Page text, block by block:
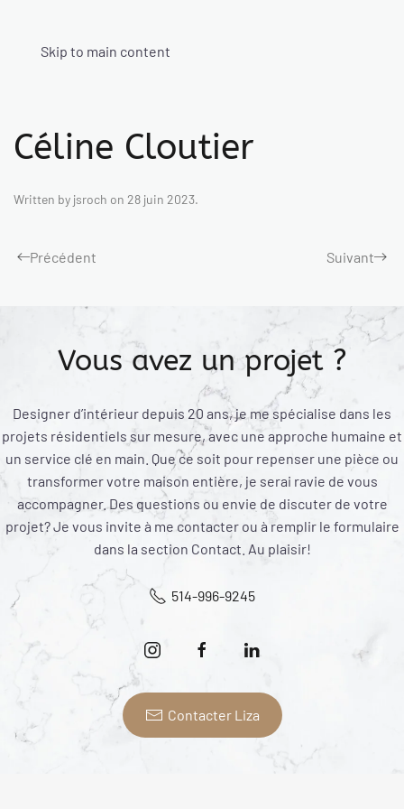
Skip to main content
Céline Cloutier
Written by jsroch on 28 juin 2023.
Précédent Suivant
Vous avez un projet ?
Designer d’intérieur depuis 20 ans, je me spécialise dans les
projets résidentiels sur mesure, avec une approche humaine et
un service clé en main. Que ce soit pour repenser une pièce ou
transformer votre maison entière, je serai ravie de vous
accompagner. Des questions ou envie de discuter de votre
projet? Je vous invite à me contacter ou à remplir le formulaire
dans la section Contact. Au plaisir!
514-996-9245
Contacter Liza